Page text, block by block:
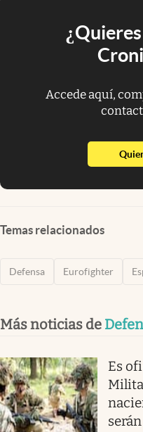
Accede aquí,
Temas relacionados
Defensa Eurofighter
Más noticias de
Es